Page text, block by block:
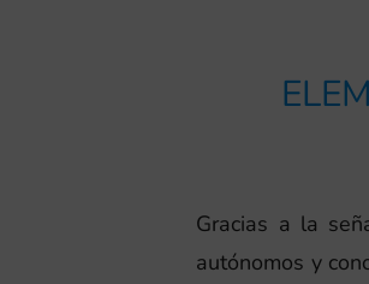
Gracias a la
autónomos y